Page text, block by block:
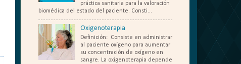
práctica sanitaria para la valoración
biomédica del estado del paciente. Consti...
Oxigenoterapia
Definición: Consiste en administrar
al paciente oxígeno para aumentar
su concentración de oxígeno en
sangre. La oxigenoterapia depende